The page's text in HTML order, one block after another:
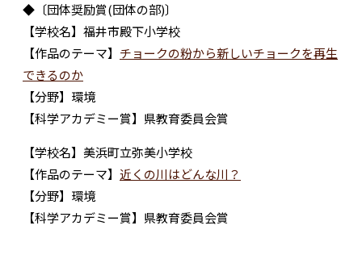
◆〔団体奨励賞(団体の部)〕
【学校名】福井市殿下小学校
【作品のテーマ】 チョークの粉から新しいチョークを再生
できるのか
【分野】環境
【科学アカデミー賞】県教育委員会賞
【学校名】美浜町立弥美小学校
【作品のテーマ】 近くの川はどんな川？
【分野】環境
【科学アカデミー賞】県教育委員会賞